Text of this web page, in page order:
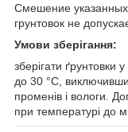
Смешение указанных
грунтовок не
Умови зберігання:
зберігати ґрунтовки
до 30 °С,
променів і вологи.
при температурі до